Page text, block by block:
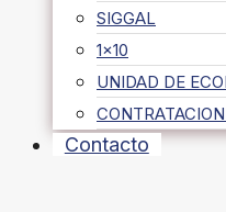
SIGGAL
1×10
UNIDAD DE
Contacto